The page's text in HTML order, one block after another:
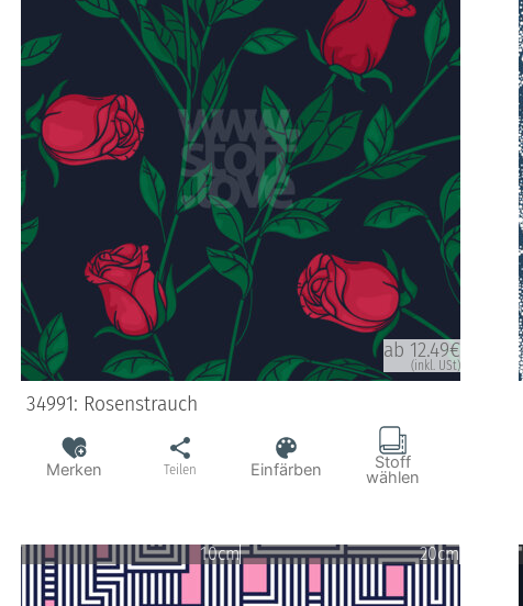
ab 12.49€
(inkl. USt)
34991: Rosenstrauch
Merken Teilen Einfärben Stoff
wählen
10cm 20cm